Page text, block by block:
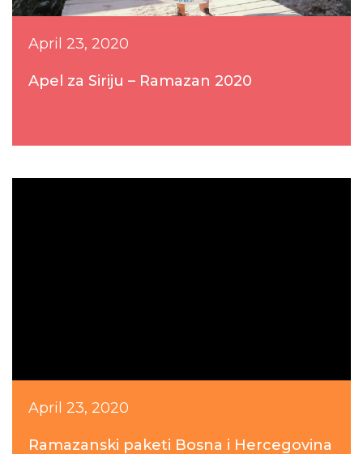
April 23, 2020
Apel za Siriju – Ramazan 2020
April 23, 2020
Ramazanski paketi Bosna i Hercegovina